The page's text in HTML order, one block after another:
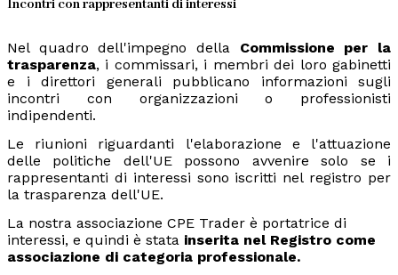
Incontri con rappresentanti di interessi
Nel quadro dell'impegno della Commissione per la
trasparenza, i commissari, i membri dei loro gabinetti
e i direttori generali pubblicano informazioni sugli
incontri con organizzazioni o professionisti
indipendenti.
Le riunioni riguardanti l'elaborazione e l'attuazione
delle politiche dell'UE possono avvenire solo se i
rappresentanti di interessi sono iscritti nel registro per
la trasparenza dell'UE.
La nostra associazione CPE Trader è portatrice di
interessi, e quindi è stata inserita nel Registro come
associazione di categoria professionale.